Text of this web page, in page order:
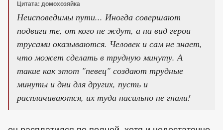
Цитата: домохозяйка
Неисповедимы пути... Иногда совершают
подвиги те, от кого не ждут, а на вид герои
трусами оказываются. Человек и сам не знает,
что может сделать в трудную минуту. А
такие как этот "певец" создают трудные
минуты и дни для других, пусть и
расплачиваются, их туда насильно не гнали!